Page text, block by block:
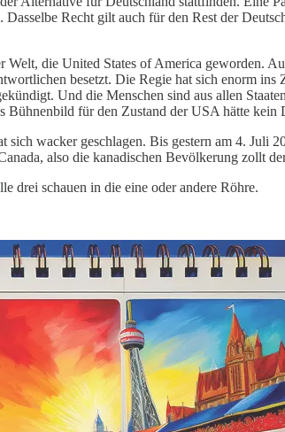
Recht gilt auch für den Rest der
Welt, die United States of America geworden.
besetzt. Die Regie hat sich enorm
Und die Menschen sind aus allen
Bühnenbild für den Zustand der USA hätte kein
wacker geschlagen. Bis gestern am 4. Juli
also die kanadischen Bevölkerung zollt
drei schauen in die eine oder andere Röhre.